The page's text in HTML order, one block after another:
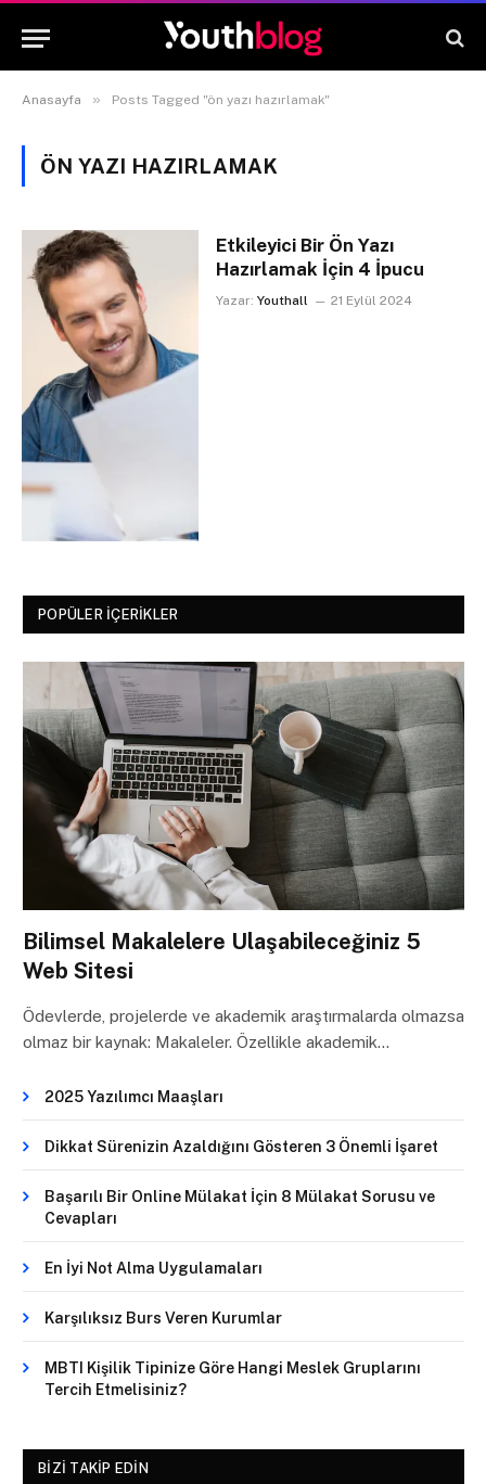
Anasayfa » Posts Tagged "ön yazı hazırlamak"
ÖN YAZI HAZIRLAMAK
Etkileyici Bir Ön Yazı
Hazırlamak İçin 4 İpucu
Yazar: Youthall 21 Eylül 2024
POPÜLER İÇERIKLER
Bilimsel Makalelere Ulaşabileceğiniz 5
Web Sitesi
Ödevlerde, projelerde ve akademik araştırmalarda olmazsa
olmaz bir kaynak: Makaleler. Özellikle akademik…
2025 Yazılımcı Maaşları
Dikkat Sürenizin Azaldığını Gösteren 3 Önemli İşaret
Başarılı Bir Online Mülakat İçin 8 Mülakat Sorusu ve
Cevapları
En İyi Not Alma Uygulamaları
Karşılıksız Burs Veren Kurumlar
MBTI Kişilik Tipinize Göre Hangi Meslek Gruplarını
Tercih Etmelisiniz?
BIZI TAKIP EDIN